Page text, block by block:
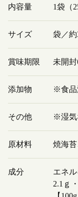
内容量 1袋（
サイズ 袋／約
賞味期限 未開封
添加物 ※食品
その他 ※湿気
原材料 焼海
成分
エネ
2.1ｇ